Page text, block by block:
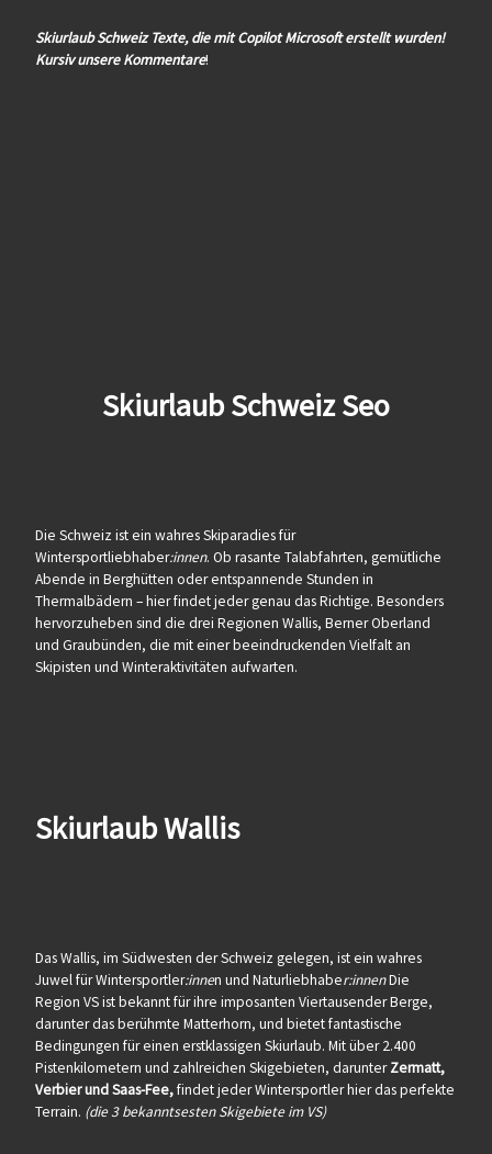
Skiurlaub Schweiz Texte, die mit Copilot Microsoft erstellt wurden!
Kursiv unsere Kommentare!
Skiurlaub Schweiz Seo
Die Schweiz ist ein wahres Skiparadies für
Wintersportliebhaber:innen. Ob rasante Talabfahrten, gemütliche
Abende in Berghütten oder entspannende Stunden in
Thermalbädern – hier findet jeder genau das Richtige. Besonders
hervorzuheben sind die drei Regionen Wallis, Berner Oberland
und Graubünden, die mit einer beeindruckenden Vielfalt an
Skipisten und Winteraktivitäten aufwarten.
Skiurlaub Wallis
Das Wallis, im Südwesten der Schweiz gelegen, ist ein wahres
Juwel für Wintersportler:innen und Naturliebhaber:innenDie
Region VS ist bekannt für ihre imposanten Viertausender Berge,
darunter das berühmte Matterhorn, und bietet fantastische
Bedingungen für einen erstklassigen Skiurlaub. Mit über 2.400
Pistenkilometern und zahlreichen Skigebieten, darunterZermatt,
Verbier und Saas-Fee,findet jeder Wintersportler hier das perfekte
Terrain. (die 3 bekanntsesten Skigebiete im VS)